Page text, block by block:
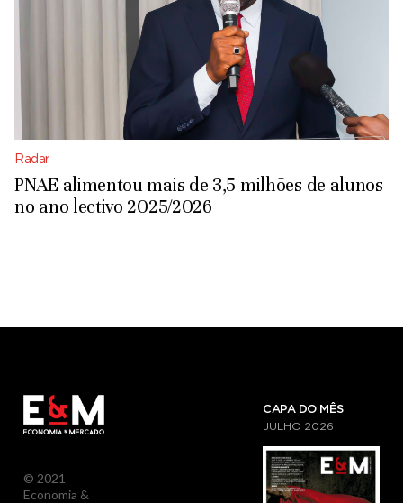
Radar
PNAE alimentou mais de 3,5 milhões de alunos
no ano lectivo 2025/2026
© 2021
Economia &
CAPA DO MÊS
JULHO 2026